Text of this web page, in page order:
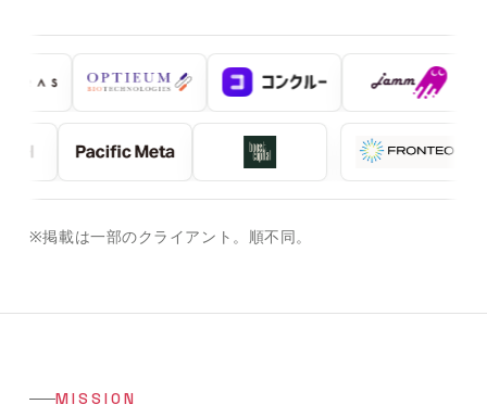
※掲載は一部のクライアント。順不同。
MISSION